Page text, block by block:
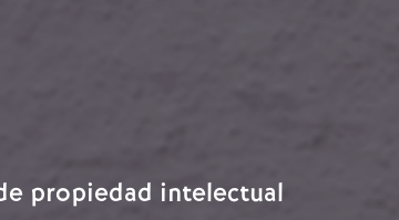
propiedad intelectual